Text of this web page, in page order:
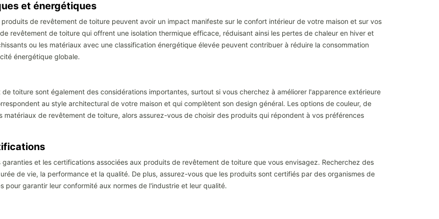
et énergétiques
de revêtement de toiture peuvent avoir un impact manifeste sur le confort intérieur de votre maison et sur vos
revêtement de toiture qui offrent une isolation thermique efficace, réduisant ainsi les pertes de chaleur en hiver et
ou les matériaux avec une classification énergétique élevée peuvent contribuer à réduire la consommation
énergétique globale.
toiture sont également des considérations importantes, surtout si vous cherchez à améliorer l'apparence extérieure
au style architectural de votre maison et qui complètent son design général. Les options de couleur, de
de revêtement de toiture, alors assurez-vous de choisir des produits qui répondent à vos préférences
et les certifications associées aux produits de revêtement de toiture que vous envisagez. Recherchez des
de vie, la performance et la qualité. De plus, assurez-vous que les produits sont certifiés par des organismes de
pour garantir leur conformité aux normes de l'industrie et leur qualité.